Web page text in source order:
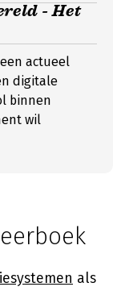
- Het
actueel
digitale
binnen
wil
als